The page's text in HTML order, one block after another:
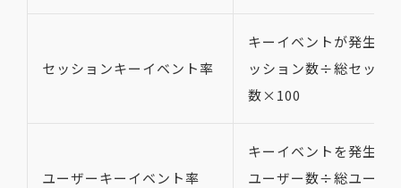
セッションキーイベント率
キーイベントが発生し
ッション数÷総セッシ
数×100
ユーザーキーイベント率
キーイベントを発生さ
ユーザー数÷総ユーザ